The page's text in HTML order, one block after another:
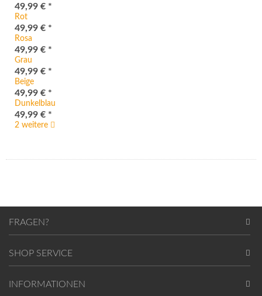
49,99 € *
Rot
49,99 € *
Rosa
49,99 € *
Grau
49,99 € *
Beige
49,99 € *
Dunkelblau
49,99 € *
2 weitere
FRAGEN?
SHOP SERVICE
INFORMATIONEN